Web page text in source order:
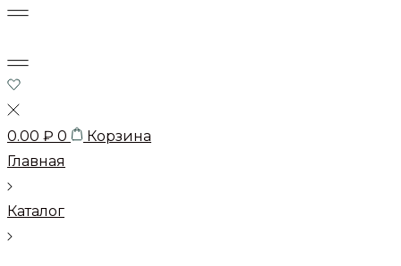
0.00 ₽ 0
Корзина
Главная
Каталог